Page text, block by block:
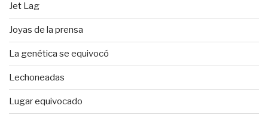
Jet Lag
Joyas de la prensa
La genética se equivocó
Lechoneadas
Lugar equivocado